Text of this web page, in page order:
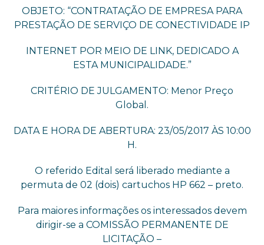
OBJETO: “CONTRATAÇÃO DE EMPRESA PARA
PRESTAÇÃO DE SERVIÇO DE CONECTIVIDADE IP
INTERNET POR MEIO DE LINK, DEDICADO A
ESTA MUNICIPALIDADE.”
CRITÉRIO DE JULGAMENTO: Menor Preço
Global.
DATA E HORA DE ABERTURA: 23/05/2017 ÀS 10:00
H.
O referido Edital será liberado mediante a
permuta de 02 (dois) cartuchos HP 662 – preto.
Para maiores informações os interessados devem
dirigir-se a COMISSÃO PERMANENTE DE
LICITAÇÃO –